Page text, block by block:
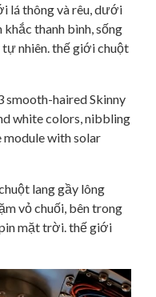
lá thông và rêu, dưới
khắc thanh bình, sống
nhiên. thế giới chuột
lang gầy lông
vỏ chuối, bên trong
mặt trời. thế giới